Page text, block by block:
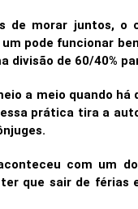
de morar juntos, o
pode funcionar
divisão de 60/40%
a meio quando
essa prática tira a
com um
que sair de férias